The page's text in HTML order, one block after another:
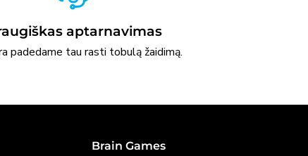
aptarnavimas
padedame tau rasti tobulą žaidimą.
Brain Games